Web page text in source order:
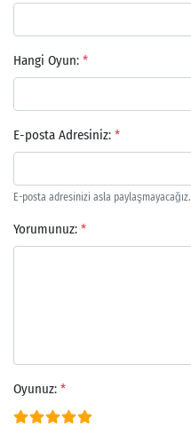
Arama
Hangi Oyun: *
E-posta Adresiniz: *
E-posta adresinizi asla paylaşmayacağız.
Yorumunuz: *
Oyunuz: *